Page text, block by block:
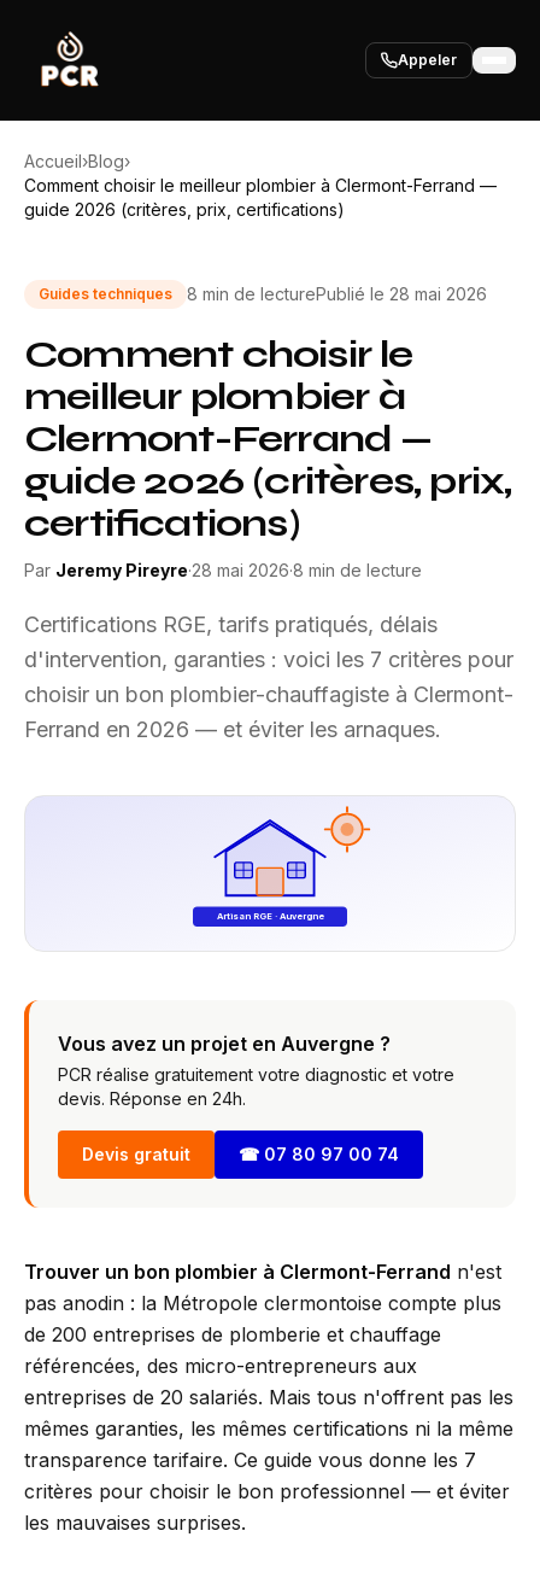
Appeler
Accueil›Blog›
Comment choisir le meilleur plombier à Clermont-Ferrand —
guide 2026 (critères, prix, certifications)
Guides techniques 8 min de lecturePublié le 28 mai 2026
Comment choisir le
meilleur plombier à
Clermont-Ferrand —
guide 2026 (critères, prix,
certifications)
Par Jeremy Pireyre·28 mai 2026·8 min de lecture
Certifications RGE, tarifs pratiqués, délais
d'intervention, garanties : voici les 7 critères pour
choisir un bon plombier-chauffagiste à Clermont-
Ferrand en 2026 — et éviter les arnaques.
Artisan RGE · Auvergne
Vous avez un projet en Auvergne ?
PCR réalise gratuitement votre diagnostic et votre
devis. Réponse en 24h.
Devis gratuit ☎ 07 80 97 00 74
Trouver un bon plombier à Clermont-Ferrand n'est
pas anodin : la Métropole clermontoise compte plus
de 200 entreprises de plomberie et chauffage
référencées, des micro-entrepreneurs aux
entreprises de 20 salariés. Mais tous n'offrent pas les
mêmes garanties, les mêmes certifications ni la même
transparence tarifaire. Ce guide vous donne les 7
critères pour choisir le bon professionnel — et éviter
les mauvaises surprises.